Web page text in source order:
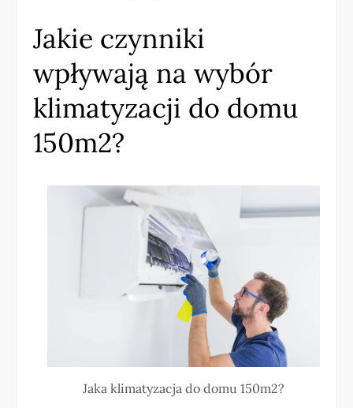
Jakie czynniki
wpływają na wybór
klimatyzacji do domu
150m2?
Jaka klimatyzacja do domu 150m2?